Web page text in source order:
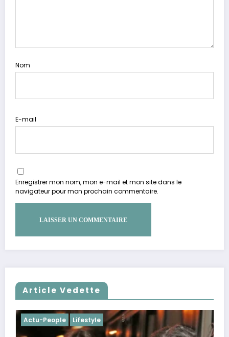
Nom
E-mail
Enregistrer mon nom, mon e-mail et mon site dans le
navigateur pour mon prochain commentaire.
Article Vedette
Actu-People Lifestyle